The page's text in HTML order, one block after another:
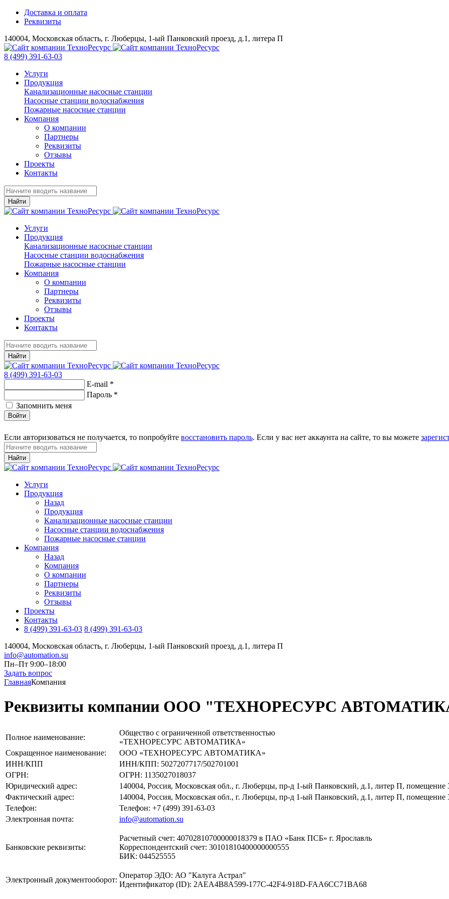
Доставка и оплата
Реквизиты
140004, Московская область, г. Люберцы, 1-ый Панковский проезд, д.1, литера П
8 (499) 391-63-03
Услуги
Продукция
Канализационные насосные станции
Насосные станции водоснабжения
Пожарные насосные станции
Компания
О компании
Партнеры
Реквизиты
Отзывы
Проекты
Контакты
Найти
Услуги
Продукция
Канализационные насосные станции
Насосные станции водоснабжения
Пожарные насосные станции
Компания
О компании
Партнеры
Реквизиты
Отзывы
Проекты
Контакты
Найти
8 (499) 391-63-03
E-mail *
Пароль *
Запомнить меня
Войти
Если авторизоваться не получается, то попробуйте восстановить пароль. Если у вас нет аккаунта на сайте, то вы можете
Найти
Услуги
Продукция
Назад
Продукция
Канализационные насосные станции
Насосные станции водоснабжения
Пожарные насосные станции
Компания
Назад
Компания
О компании
Партнеры
Реквизиты
Отзывы
Проекты
Контакты
8 (499) 391-63-03 8 (499) 391-63-03
140004, Московская область, г. Люберцы, 1-ый Панковский проезд, д.1, литера П
info@automation.su
Пн–Пт 9:00–18:00
Задать вопрос
ГлавнаяКомпания
Реквизиты компании ООО "ТЕХНОРЕСУРС
Полное наименование:
Общество с ограниченной ответственностью
«ТЕХНОРЕСУРС АВТОМАТИКА»
Сокращенное наименование:
ООО «ТЕХНОРЕСУРС АВТОМАТИКА»
ИНН/КПП
ИНН/КПП: 5027207717/502701001
ОГРН:
ОГРН: 1135027018037
Юридический адрес:
140004, Россия, Московская обл., г. Люберцы, пр-д 1-ый Панковский, д.1, литер П, помещение
Фактический адрес:
140004, Россия, Московская обл., г. Люберцы, пр-д 1-ый Панковский, д.1, литер П, помещение
Телефон:
Телефон: +7 (499) 391-63-03
Электронная почта:
info@automation.su
Банковские реквизиты:
Расчетный счет: 40702810700000018379 в ПАО «Банк ПСБ» г. Ярославль
Корреспондентский счет: 30101810400000000555
БИК: 044525555
Электронный документооборот:
Оператор ЭДО: АО "Калуга Астрал"
Идентификатор (ID): 2AEA4B8A599-177C-42F4-918D-FAA6CC71BA68